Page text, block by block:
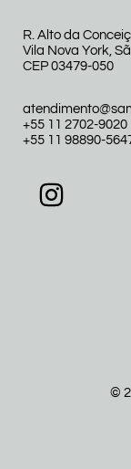
R. Alto da
Vila Nova York,
CEP 03479-050
+55 11 2702-9020
+55 11 98890-
©